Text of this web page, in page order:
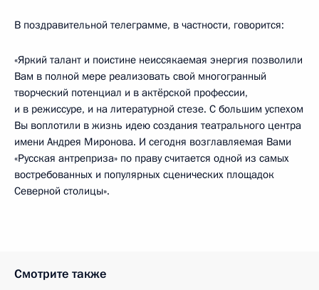
В поздравительной телеграмме, в частности, говорится:
«Яркий талант и поистине неиссякаемая энергия позволили
Вам в полной мере реализовать свой многогранный
творческий потенциал и в актёрской профессии,
и в режиссуре, и на литературной стезе. С большим успехом
Вы воплотили в жизнь идею создания театрального центра
имени Андрея Миронова. И сегодня возглавляемая Вами
«Русская антреприза» по праву считается одной из самых
востребованных и популярных сценических площадок
Северной столицы».
Смотрите также